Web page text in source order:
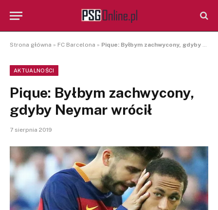
Strona główna » FC Barcelona » Pique: Byłbym zachwycony, gdyby Neymar wrócił
AKTUALNOŚCI
Pique: Byłbym zachwycony,
gdyby Neymar wrócił
7 sierpnia 2019